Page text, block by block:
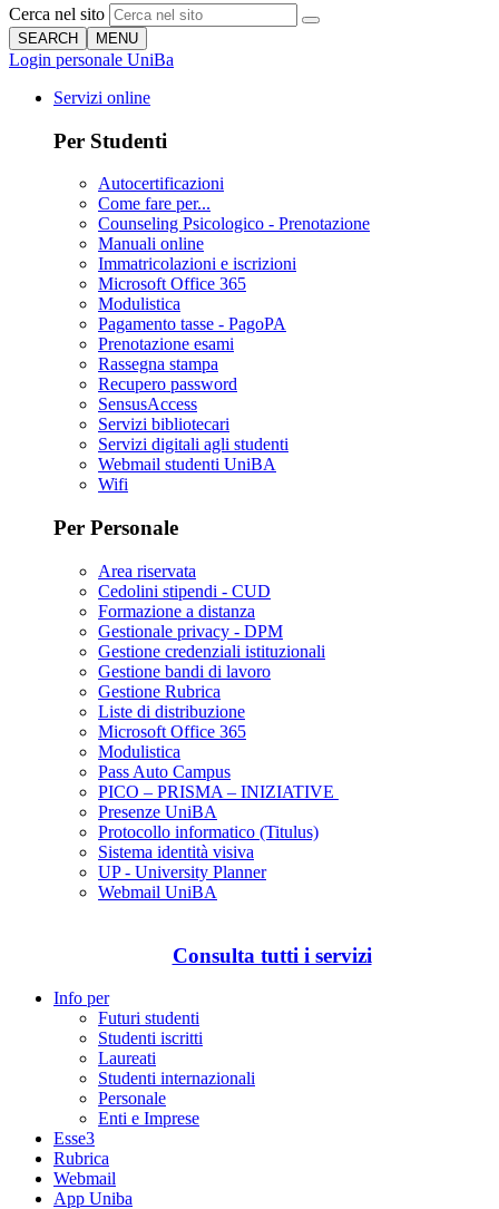
Cerca nel sito
SEARCH MENU
Login personale UniBa
Servizi online
Per Studenti
Autocertificazioni
Come fare per...
Counseling Psicologico - Prenotazione
Manuali online
Immatricolazioni e iscrizioni
Microsoft Office 365
Modulistica
Pagamento tasse - PagoPA
Prenotazione esami
Rassegna stampa
Recupero password
SensusAccess
Servizi bibliotecari
Servizi digitali agli studenti
Webmail studenti UniBA
Wifi
Per Personale
Area riservata
Cedolini stipendi - CUD
Formazione a distanza
Gestionale privacy - DPM
Gestione credenziali istituzionali
Gestione bandi di lavoro
Gestione Rubrica
Liste di distribuzione
Microsoft Office 365
Modulistica
Pass Auto Campus
PICO – PRISMA – INIZIATIVE
Presenze UniBA
Protocollo informatico (Titulus)
Sistema identità visiva
UP - University Planner
Webmail UniBA
Consulta tutti i servizi
Info per
Futuri studenti
Studenti iscritti
Laureati
Studenti internazionali
Personale
Enti e Imprese
Esse3
Rubrica
Webmail
App Uniba